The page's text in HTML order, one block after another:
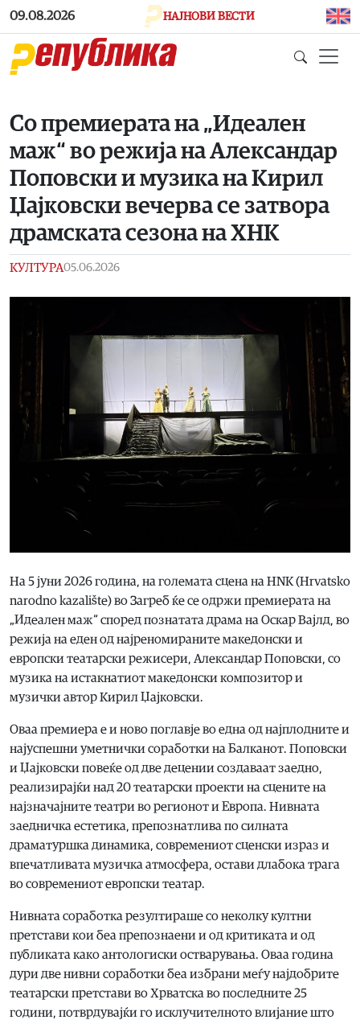
Skip to main content
09.08.2026 НАЈНОВИ ВЕСТИ
Со премиерата на „Идеален
маж“ во режија на Александар
Поповски и музика на Кирил
Џајковски вечерва се затвора
драмската сезона на ХНК
КУЛТУРА05.06.2026
На 5 јуни 2026 година, на големата сцена на HNK (Hrvatsko
narodno kazalište) во Загреб ќе се одржи премиерата на
„Идеален маж“ според познатата драма на Оскар Вајлд, во
режија на еден од најреномираните македонски и
европски театарски режисери, Александар Поповски, со
музика на истакнатиот македонски композитор и
музички автор Кирил Џајковски.
Оваа премиера е и ново поглавје во една од најплодните и
најуспешни уметнички соработки на Балканот. Поповски
и Џајковски повеќе од две децении создаваат заедно,
реализирајќи над 20 театарски проекти на сцените на
најзначајните театри во регионот и Европа. Нивната
заедничка естетика, препознатлива по силната
драматуршка динамика, современиот сценски израз и
впечатливата музичка атмосфера, остави длабока трага
во современиот европски театар.
Нивната соработка резултираше со неколку култни
претстави кои беа препознаени и од критиката и од
публиката како антологиски остварувања. Оваа година
дури две нивни соработки беа избрани меѓу најдобрите
театарски претстави во Хрватска во последните 25
години, потврдувајќи го исклучителното влијание што